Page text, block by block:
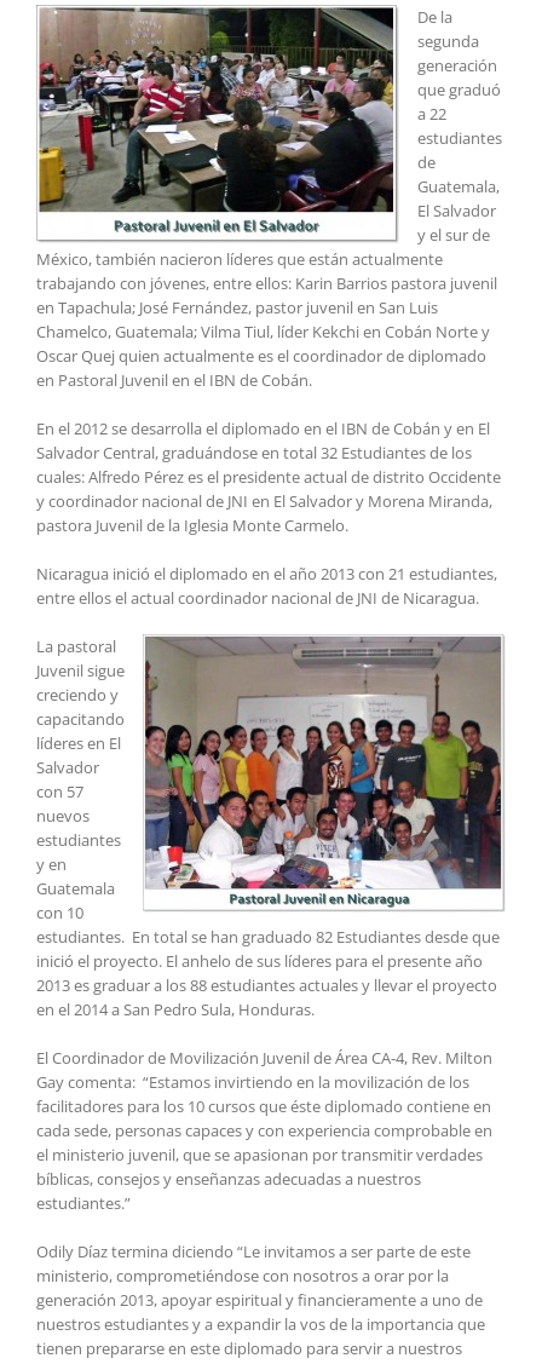
De la
segunda
generación
que graduó
a 22
estudiantes
de
Guatemala,
El Salvador
y el sur de
México, también nacieron líderes que están actualmente
trabajando con jóvenes, entre ellos: Karin Barrios pastora juvenil
en Tapachula; José Fernández, pastor juvenil en San Luis
Chamelco, Guatemala; Vilma Tiul, líder Kekchi en Cobán Norte y
Oscar Quej quien actualmente es el coordinador de diplomado
en Pastoral Juvenil en el IBN de Cobán.
En el 2012 se desarrolla el diplomado en el IBN de Cobán y en El
Salvador Central, graduándose en total 32 Estudiantes de los
cuales: Alfredo Pérez es el presidente actual de distrito Occidente
y coordinador nacional de JNI en El Salvador y Morena Miranda,
pastora Juvenil de la Iglesia Monte Carmelo.
Nicaragua inició el diplomado en el año 2013 con 21 estudiantes,
entre ellos el actual coordinador nacional de JNI de Nicaragua.
La pastoral
Juvenil sigue
creciendo y
capacitando
líderes en El
Salvador
con 57
nuevos
estudiantes
y en
Guatemala
con 10
estudiantes. En total se han graduado 82 Estudiantes desde que
inició el proyecto. El anhelo de sus líderes para el presente año
2013 es graduar a los 88 estudiantes actuales y llevar el proyecto
en el 2014 a San Pedro Sula, Honduras.
El Coordinador de Movilización Juvenil de Área CA-4, Rev. Milton
Gay comenta: “Estamos invirtiendo en la movilización de los
facilitadores para los 10 cursos que éste diplomado contiene en
cada sede, personas capaces y con experiencia comprobable en
el ministerio juvenil, que se apasionan por transmitir verdades
bíblicas, consejos y enseñanzas adecuadas a nuestros
estudiantes.”
Odily Díaz termina diciendo “Le invitamos a ser parte de este
ministerio, comprometiéndose con nosotros a orar por la
generación 2013, apoyar espiritual y financieramente a uno de
nuestros estudiantes y a expandir la vos de la importancia que
tienen prepararse en este diplomado para servir a nuestros